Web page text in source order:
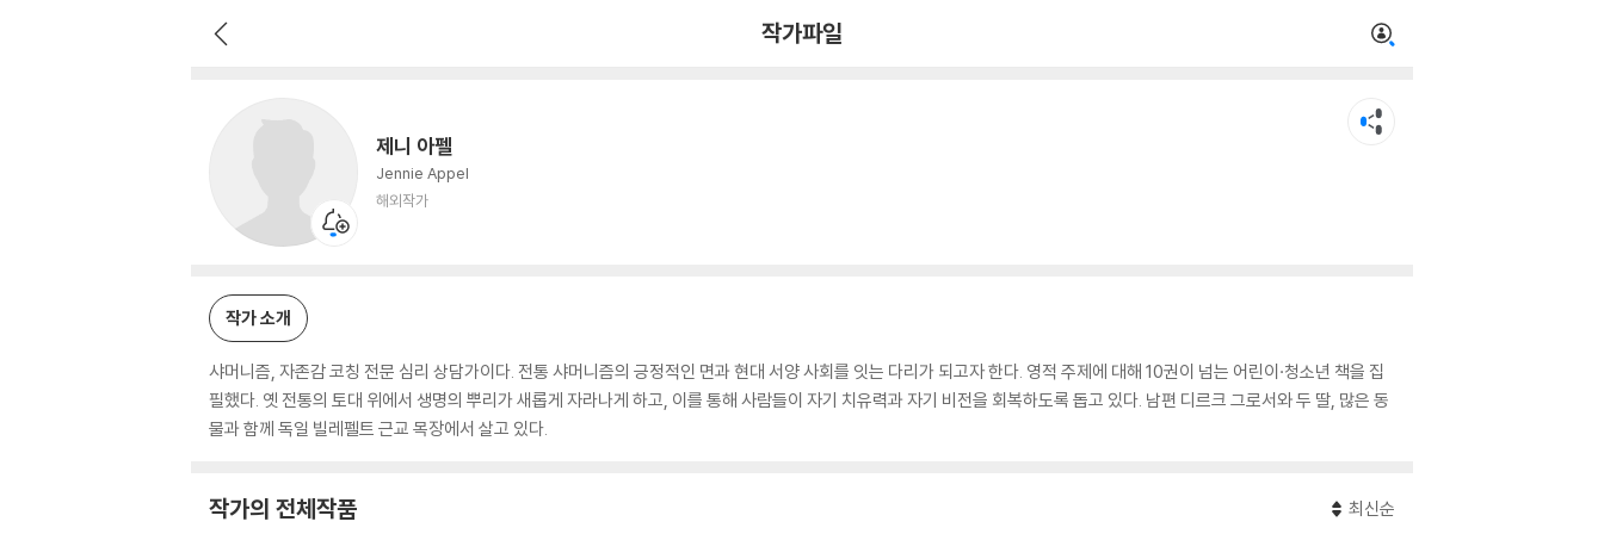
작가파일
제니 아펠
Jennie Appel
해외작가
작가 소개
샤머니즘, 자존감 코칭 전문 심리 상담가이다. 전통 샤머니즘의 긍정적인 면과 현대 서양 사회를 잇는 다리가 되고자 한다. 영적 주제에 대해 10권이 넘는 어린이·청소년 책을 집
필했다. 옛 전통의 토대 위에서 생명의 뿌리가 새롭게 자라나게 하고, 이를 통해 사람들이 자기 치유력과 자기 비전을 회복하도록 돕고 있다. 남편 디르크 그로서와 두 딸, 많은 동
물과 함께 독일 빌레펠트 근교 목장에서 살고 있다.
작가의 전체작품 최신순